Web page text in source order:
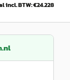
incl. BTW: €24.228